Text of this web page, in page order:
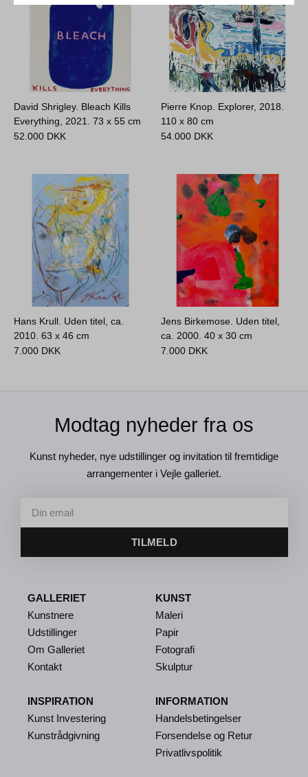
David Shrigley. Bleach Kills
Everything, 2021.73 x 55 cm
52.000 DKK
Pierre Knop. Explorer, 2018.
110 x 80 cm
54.000 DKK
Hans Krull. Uden titel, ca.
2010.63 x 46 cm
7.000 DKK
Jens Birkemose. Uden titel,
ca. 2000.40 x 30 cm
7.000 DKK
Modtag nyheder fra os
Kunst nyheder, nye udstillinger og invitation til fremtidige
arrangementer i Vejle galleriet.
TILMELD
GALLERIET
Kunstnere
Udstillinger
Om Galleriet
Kontakt
INSPIRATION
Kunst Investering
Kunstrådgivning
KUNST
Maleri
Papir
Fotografi
Skulptur
INFORMATION
Handelsbetingelser
Forsendelse og Retur
Privatlivspolitik